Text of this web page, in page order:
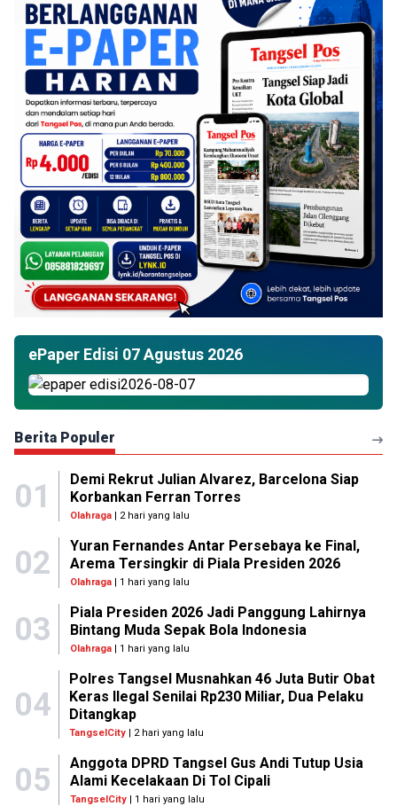
ePaper Edisi 07 Agustus 2026
Berita Populer
01
Demi Rekrut Julian Alvarez, Barcelona Siap
Korbankan Ferran Torres
Olahraga| 2 hari yang lalu
02
Yuran Fernandes Antar Persebaya ke Final,
Arema Tersingkir di Piala Presiden 2026
Olahraga| 1 hari yang lalu
03
Piala Presiden 2026 Jadi Panggung Lahirnya
Bintang Muda Sepak Bola Indonesia
Olahraga| 1 hari yang lalu
04
Polres Tangsel Musnahkan 46 Juta Butir Obat
Keras Ilegal Senilai Rp230 Miliar, Dua Pelaku
Ditangkap
TangselCity | 2 hari yang lalu
05
Anggota DPRD Tangsel Gus Andi Tutup Usia
Alami Kecelakaan Di Tol Cipali
TangselCity| 1 hari yang lalu